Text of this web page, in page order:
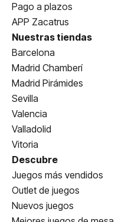
Pago a plazos
APP Zacatrus
Nuestras tiendas
Barcelona
Madrid Chamberí
Madrid Pirámides
Sevilla
Valencia
Valladolid
Vitoria
Descubre
Juegos más vendidos
Outlet de juegos
Nuevos juegos